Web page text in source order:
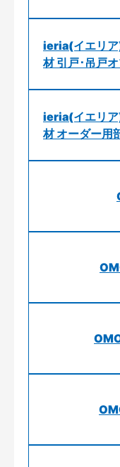
ieria(イエリア
材 引戸･吊戸
ieria(イエリア
材 オーダー用